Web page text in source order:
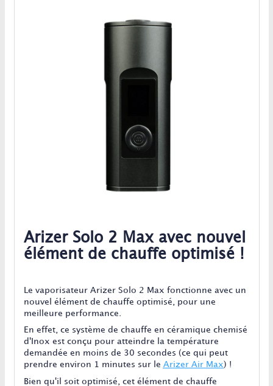
Arizer Solo 2 Max avec nouvel
élément de chauffe optimisé !
Le vaporisateur Arizer Solo 2 Max fonctionne avec un
nouvel élément de chauffe optimisé, pour une
meilleure performance.
En effet, ce système de chauffe en céramique chemisé
d'Inox est conçu pour atteindre la température
demandée en moins de 30 secondes (ce qui peut
prendre environ 1 minutes sur le Arizer Air Max) !
Bien qu'il soit optimisé, cet élément de chauffe